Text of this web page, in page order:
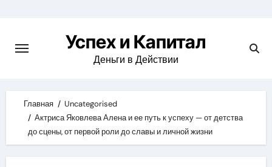
content
Успех и Капитал
Деньги в Действии
Главная
Uncategorised
Актриса Яковлева Алена и ее путь к успеху — от детства
до сцены, от первой роли до славы и личной жизни